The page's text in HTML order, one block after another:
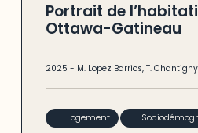
Portrait de
Ottawa-Gatineau
2025- M. Lopez Barrios,T. Chantigny
Logement